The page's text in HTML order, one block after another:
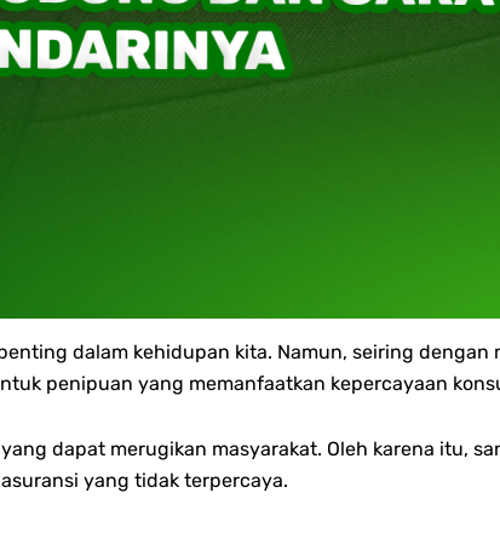
dalam kehidupan kita. Namun, seiring dengan
penipuan yang memanfaatkan kepercayaan
dapat merugikan masyarakat. Oleh karena itu,
yang tidak terpercaya.